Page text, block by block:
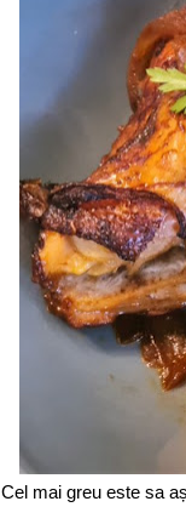
Cel mai greu este sa